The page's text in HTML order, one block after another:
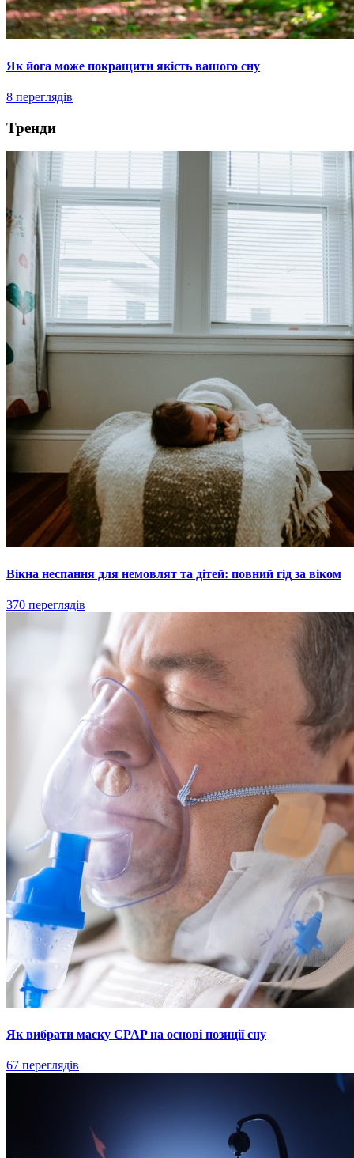
Як йога може покращити якість вашого сну
8 переглядів
Тренди
Вікна неспання для немовлят та дітей: повний гід за віком
370 переглядів
Як вибрати маску CPAP на основі позиції сну
67 переглядів